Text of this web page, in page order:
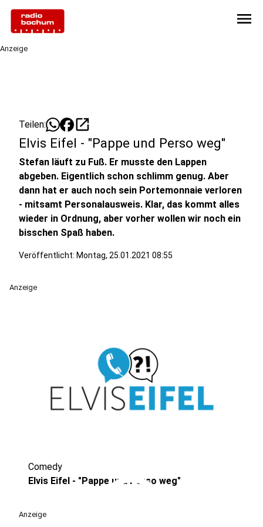
menu
Anzeige
Teilen: open_in_new
Elvis Eifel - "Pappe und Perso weg"
Stefan läuft zu Fuß. Er musste den Lappen
abgeben. Eigentlich schon schlimm genug. Aber
dann hat er auch noch sein Portemonnaie verloren
- mitsamt Personalausweis. Klar, das kommt alles
wieder in Ordnung, aber vorher wollen wir noch ein
bisschen Spaß haben.
Veröffentlicht: Montag, 25.01.2021 08:55
Anzeige
play_circle
Comedy
Elvis Eifel - "Pappe und Perso weg"
Anzeige